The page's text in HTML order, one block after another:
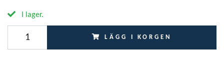
I lager.
LÄGG I KORGEN